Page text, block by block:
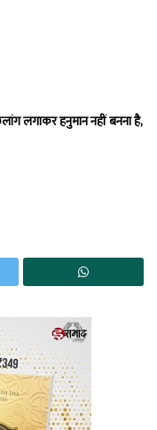
लगाकर हनुमान नहीं बनना है,